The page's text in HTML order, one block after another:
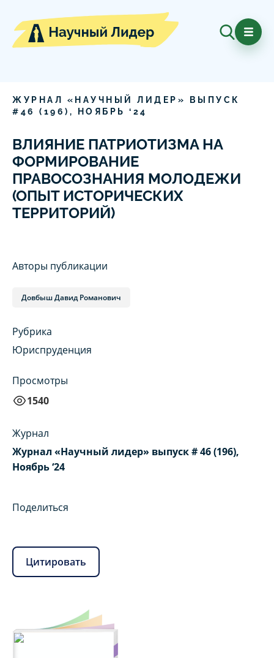
ЖУРНАЛ «НАУЧНЫЙ ЛИДЕР» ВЫПУСК
# 46 ( 196 ), НОЯБРЬ ‘ 24
ВЛИЯНИЕ ПАТРИОТИЗМА НА
ФОРМИРОВАНИЕ
ПРАВОСОЗНАНИЯ МОЛОДЕЖИ
(ОПЫТ ИСТОРИЧЕСКИХ
ТЕРРИТОРИЙ)
Авторы публикации
Довбыш Давид Романович
Рубрика
Юриспруденция
Просмотры
1540
Журнал
Журнал «Научный лидер» выпуск # 46 (196),
Ноябрь ‘24
Поделиться
Цитировать